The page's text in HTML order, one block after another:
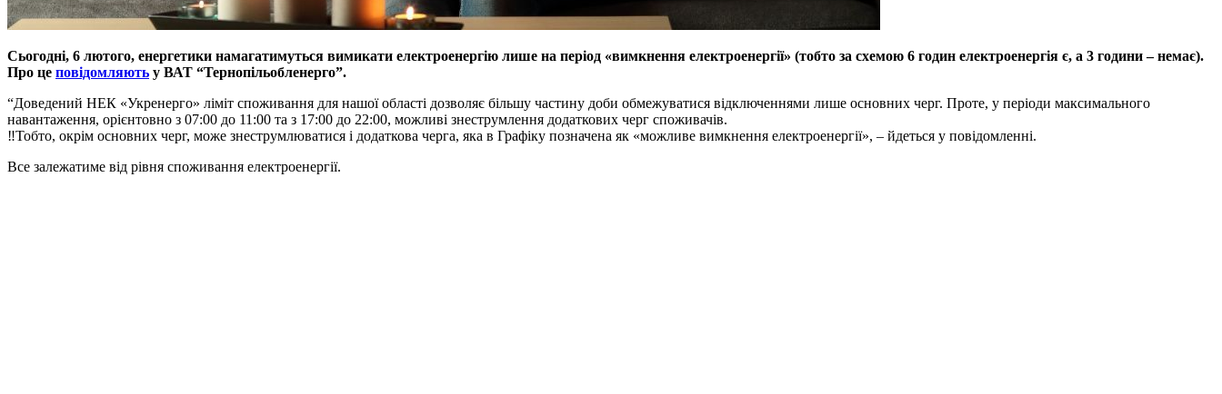
Сьогодні, 6 лютого, енергетики намагатимуться вимикати електроенергію лише на період «вимкнення електроенергії» (тобто за схемою 6 годин електроенергія є, а 3 години – немає).
Про це повідомляють у ВАТ “Тернопільобленерго”.
“Доведений НЕК «Укренерго» ліміт споживання для нашої області дозволяє більшу частину доби обмежуватися відключеннями лише основних черг. Проте, у періоди максимального
навантаження, орієнтовно з 07:00 до 11:00 та з 17:00 до 22:00, можливі знеструмлення додаткових черг споживачів.
‼️Тобто, окрім основних черг, може знеструмлюватися і додаткова черга, яка в Графіку позначена як «можливе вимкнення електроенергії», – йдеться у повідомленні.
Все залежатиме від рівня споживання електроенергії.